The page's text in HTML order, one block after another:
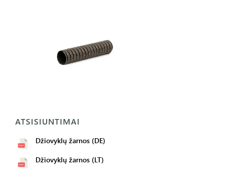
ATSISIUNTIMAI
Džiovyklų žarnos (DE)
Džiovyklų žarnos (LT)